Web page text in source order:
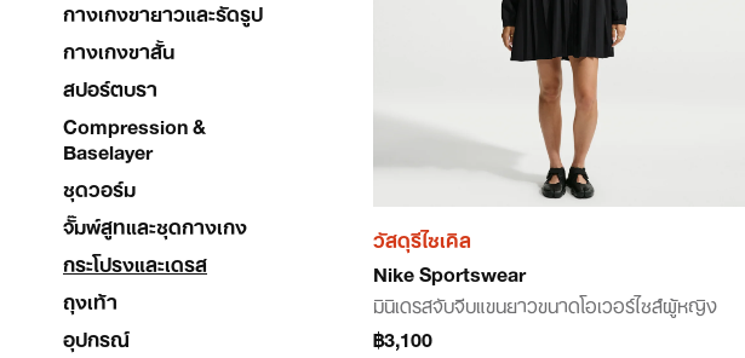
กางเกงขายาวและรัดรูป
กางเกงขาสั้น
สปอร์ตบรา
Compression &
Baselayer
ชุดวอร์ม
จั๊มพ์สูทและชุดกางเกง
กระโปรงและเดรส
ถุงเท้า
อุปกรณ์
วัสดุรีไซเคิล
Nike Sportswear
มินิเดรสจับจีบแขนยาวขนาดโอเวอร์ไซส์ผู้หญิง
฿3,100